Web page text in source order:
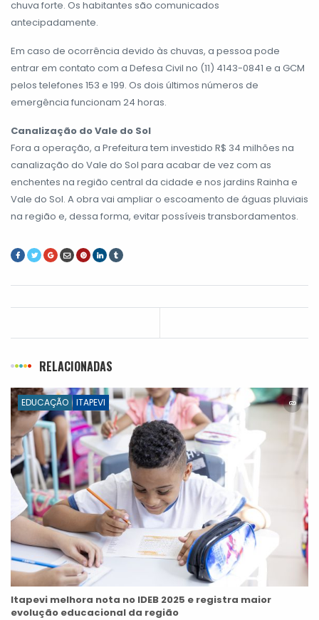
chuva forte. Os habitantes são comunicados
antecipadamente.
Em caso de ocorrência devido às chuvas, a pessoa pode
entrar em contato com a Defesa Civil no (11) 4143-0841 e a GCM
pelos telefones 153 e 199. Os dois últimos números de
emergência funcionam 24 horas.
Canalização do Vale do Sol
Fora a operação, a Prefeitura tem investido R$ 34 milhões na
canalização do Vale do Sol para acabar de vez com as
enchentes na região central da cidade e nos jardins Rainha e
Vale do Sol. A obra vai ampliar o escoamento de águas pluviais
na região e, dessa forma, evitar possíveis transbordamentos.
RELACIONADAS
EDUCAÇÃO ITAPEVI
Itapevi melhora nota no IDEB 2025 e registra maior
evolução educacional da região